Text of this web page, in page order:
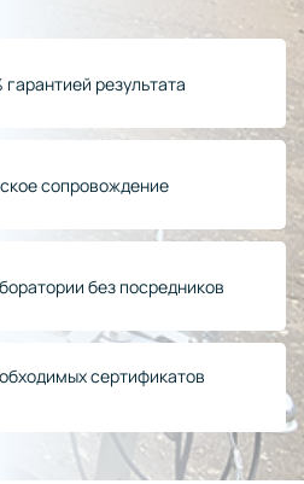
результата
сопровождение
без посредников
сертификатов